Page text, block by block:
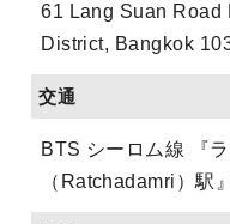
61 Lang Suan Road
District, Bangkok
交通
BTS シーロム線 『
（Ratchadamri）駅